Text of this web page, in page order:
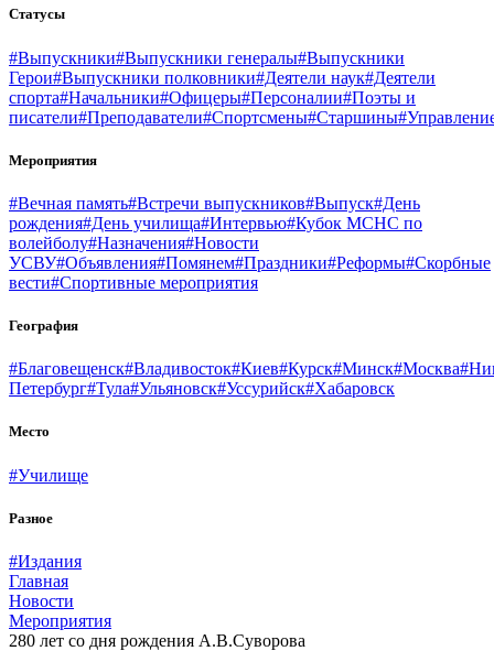
Статусы
#Выпускники#Выпускники генералы#Выпускники
Герои#Выпускники полковники#Деятели наук#Деятели
спорта#Начальники#Офицеры#Персоналии#Поэты и
писатели#Преподаватели#Спортсмены#Старшины
Мероприятия
#Вечная память#Встречи выпускников#Выпуск#День
рождения#День училища#Интервью#Кубок МСНС по
волейболу#Назначения#Новости
УСВУ#Объявления#Помянем#Праздники#Реформы#Скорбные
вести#Спортивные мероприятия
География
#Благовещенск#Владивосток#Киев#Курск#Минск#Москва
Петербург#Тула#Ульяновск#Уссурийск#Хабаровск
Место
#Училище
Разное
#Издания
Главная
Новости
Мероприятия
280 лет со дня рождения А.В.Суворова